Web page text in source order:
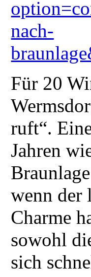
nach-
Für 20
ruft“.
Jahren
wenn der
Charme
sowohl
sich